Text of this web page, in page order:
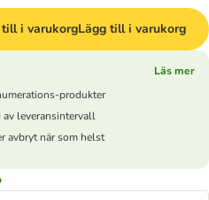
till i varukorgLägg till i varukorg
Läs mer
produkter
leveransintervall
avbryt när som helst